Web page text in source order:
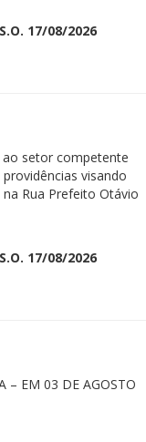
17/08/2026
setor competente
visando
Rua Prefeito Otávio
17/08/2026
– EM 03 DE AGOSTO